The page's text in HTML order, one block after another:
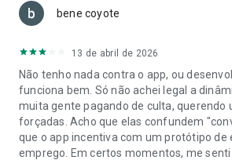
bene coyote
13 de abril de 2026
Não tenho nada contra o app, ou
funciona bem. Só não achei legal a
muita gente pagando de culta, querendo
forçadas. Acho que elas confundem
que o app incentiva com um protótipo de
emprego. Em certos momentos, me